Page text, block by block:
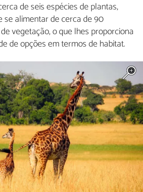
de seis espécies de plantas,
se alimentar de cerca de 90
vegetação, o que lhes proporciona
de opções em termos de habitat.